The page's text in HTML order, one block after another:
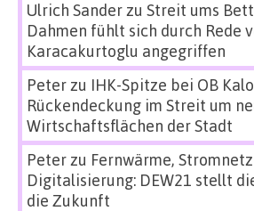
Ulrich Sanderzu Streit ums
Dahmen fühlt sich durch Rede
Karacakurtoglu angegriffen
Peterzu IHK-Spitze bei OB
Rückendeckung im Streit um
Wirtschaftsflächen der Stadt
Peterzu Fernwärme,
Digitalisierung: DEW21 stellt
die Zukunft